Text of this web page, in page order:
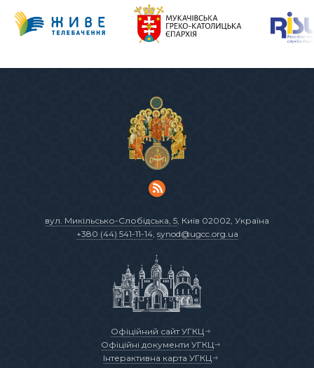
вул. Микільсько-Слобідська, 5, Київ 02002, Україна
+380 (44) 541-11-14, synod@ugcc.org.ua
Офіційний сайт УГКЦ
Офіційні документи УГКЦ
Інтерактивна карта УГКЦ